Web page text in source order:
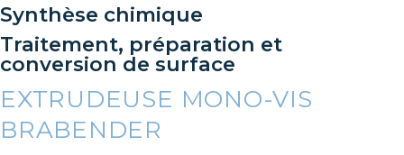
Synthèse chimique
Traitement, préparation et
conversion de surface
EXTRUDEUSE MONO-VIS
BRABENDER